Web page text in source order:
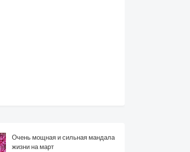
Очень мощная и сильная мандала
жизни на март